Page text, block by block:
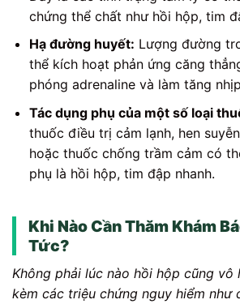
chứng thể chất như hồi hộp, tim
Hạ đường huyết: Lượng đường
thể kích hoạt phản ứng căng
phóng adrenaline và làm tăng
Tác dụng phụ của một số loại
thuốc điều trị cảm lạnh, hen
hoặc thuốc chống trầm cảm có
phụ là hồi hộp, tim đập nhanh.
Khi Nào Cần Thăm Khám
Tức?
Không phải lúc nào hồi hộp cũng vô
kèm các triệu chứng nguy hiểm như